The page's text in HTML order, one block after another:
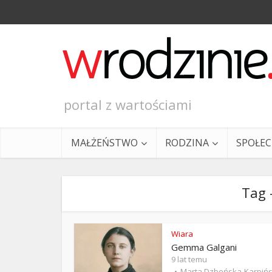
portal z wartościami
MAŁŻEŃSTWO RODZINA
Tag
Wiara
Gemma Galgani
9 lat temu